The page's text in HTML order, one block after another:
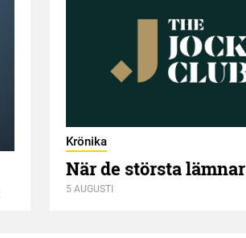
Krönika
När de största lämnar
5 AUGUSTI